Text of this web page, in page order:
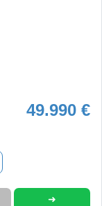
49.990 €
➜